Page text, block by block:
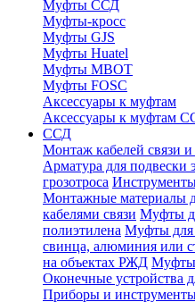
Муфты ССД
Муфты-кросс
Муфты GJS
Муфты Huatel
Муфты МВОТ
Муфты FOSC
Аксессуары к муфтам
Аксессуары к муфтам
ССД
Монтаж кабелей связи и
Арматура для подвески
грозотроса
Монтажные материалы
кабелями связи Муфты
полиэтилена Муфты для
свинца, алюминия или
на объектах РЖД Муфты
Оконечные устройства
Приборы и